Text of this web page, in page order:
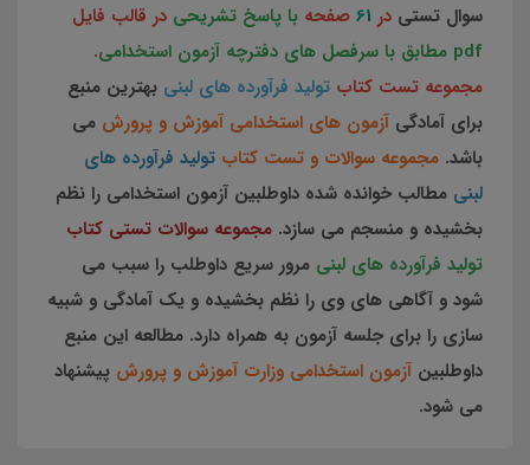
سوال تستی در 61 صفحه با پاسخ تشریحی در قالب فایل
pdf مطابق با سرفصل های دفترچه آزمون استخدامی
.
مجموعه تست کتاب تولید فرآورده های لبنی بهترین منبع
برای آمادگی آزمون های استخدامی آموزش و پرورش می
باشد. مجموعه سوالات و تست کتاب تولید فرآورده های
لبنی مطالب خوانده شده داوطلبین آزمون استخدامی را نظم
بخشیده و منسجم می سازد. مجموعه سوالات تستی کتاب
تولید فرآورده های لبنی مرور سریع داوطلب را سبب می
شود و آگاهی های وی را نظم بخشیده و یک آمادگی و شبیه
سازی را برای جلسه آزمون به همراه دارد. مطالعه این منبع
داوطلبین آزمون استخدامی وزارت آموزش و پرورش پیشنهاد
می شود.